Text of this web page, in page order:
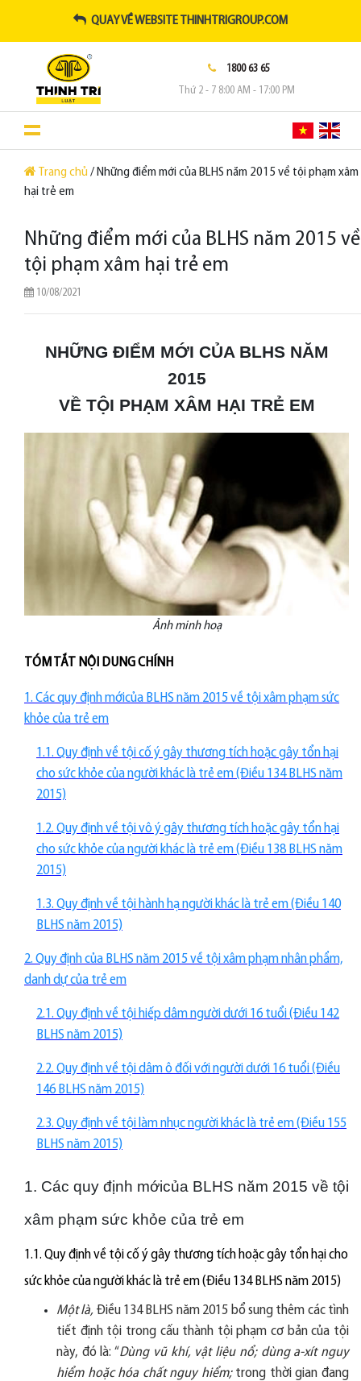
QUAY VỀ WEBSITE THINHTRIGROUP.COM
1800 63 65
Thứ 2 - 7 8:00 AM - 17:00 PM
Trang chủ / Những điểm mới của BLHS năm 2015 về tội phạm xâm
hại trẻ em
Những điểm mới của BLHS năm 2015 về
tội phạm xâm hại trẻ em
10/08/2021
NHỮNG ĐIỂM MỚI CỦA BLHS NĂM
2015
VỀ TỘI PHẠM XÂM HẠI TRẺ EM
Ảnh minh hoạ
TÓM TẮT NỘI DUNG CHÍNH
1. Các quy định mớicủa BLHS năm 2015 về tội xâm phạm sức
khỏe của trẻ em
1.1. Quy định về tội cố ý gây thương tích hoặc gây tổn hại
cho sức khỏe của người khác là trẻ em (Điều 134 BLHS năm
2015)
1.2. Quy định về tội vô ý gây thương tích hoặc gây tổn hại
cho sức khỏe của người khác là trẻ em (Điều 138 BLHS năm
2015)
1.3. Quy định về tội hành hạ người khác là trẻ em (Điều 140
BLHS năm 2015)
2. Quy định của BLHS năm 2015 về tội xâm phạm nhân phẩm,
danh dự của trẻ em
2.1. Quy định về tội hiếp dâm người dưới 16 tuổi (Điều 142
BLHS năm 2015)
2.2. Quy định về tội dâm ô đối với người dưới 16 tuổi (Điều
146 BLHS năm 2015)
2.3. Quy định về tội làm nhục người khác là trẻ em (Điều 155
BLHS năm 2015)
1. Các quy định mớicủa BLHS năm 2015 về tội
xâm phạm sức khỏe của trẻ em
1.1. Quy định về tội cố ý gây thương tích hoặc gây tổn hại cho
sức khỏe của người khác là trẻ em (Điều 134 BLHS năm 2015)
Một là, Điều 134 BLHS năm 2015 bổ sung thêm các tình
tiết định tội trong cấu thành tội phạm cơ bản của tội
này, đó là: “Dùng vũ khí, vật liệu nổ; dùng a-xít nguy
hiểm hoặc hóa chất nguy hiểm;trong thời gian đang